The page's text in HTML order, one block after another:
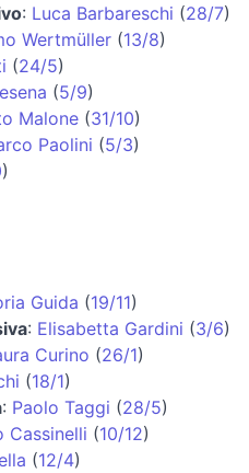
: Luca Barbareschi (28/7)
Wertmüller (13/8)
(24/5)
(5/9)
Malone (31/10)
Paolini (5/3)
)
Guida (19/11)
: Elisabetta Gardini (3/6)
Curino (26/1)
(18/1)
: Paolo Taggi (28/5)
Cassinelli (10/12)
(12/4)